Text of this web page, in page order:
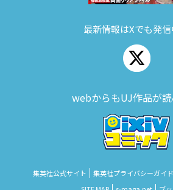
最新情報はXでも発信
webからもUJ作品が読
集英社公式サイト 集英社プライバシーガイ